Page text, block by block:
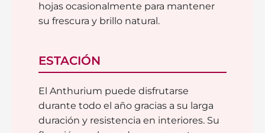
hojas ocasionalmente para mantener
su frescura y brillo natural.
ESTACIÓN
El Anthurium puede disfrutarse
durante todo el año gracias a su larga
duración y resistencia en interiores. Su